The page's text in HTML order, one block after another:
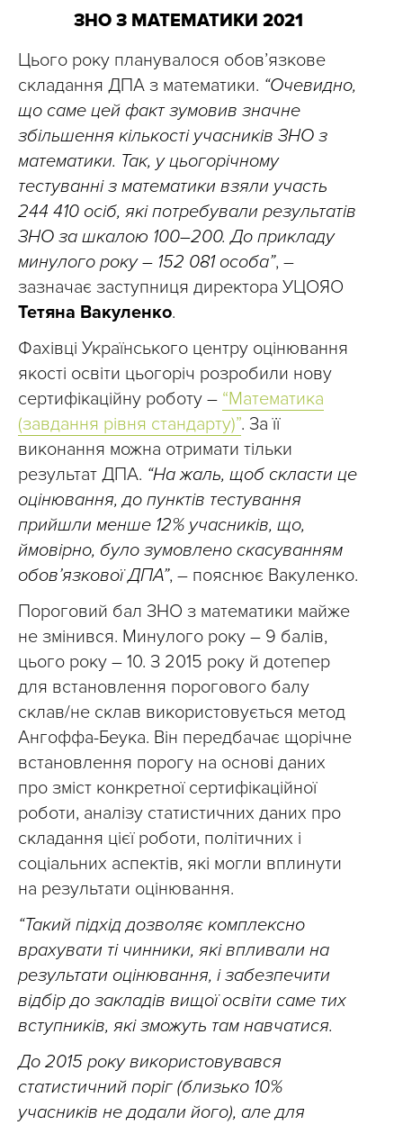
ЗНО З МАТЕМАТИКИ 2021
Цього року планувалося обов’язкове
складання ДПА з математики. “Очевидно,
що саме цей факт зумовив значне
збільшення кількості учасників ЗНО з
математики. Так, у цьогорічному
тестуванні з математики взяли участь
244 410 осіб, які потребували результатів
ЗНО за шкалою 100–200. До прикладу
минулого року – 152 081 особа”, –
зазначає заступниця директора УЦОЯО
Тетяна Вакуленко.
Фахівці Українського центру оцінювання
якості освіти цьогоріч розробили нову
сертифікаційну роботу – “Математика
(завдання рівня стандарту)”. За її
виконання можна отримати тільки
результат ДПА. “На жаль, щоб скласти це
оцінювання, до пунктів тестування
прийшли менше 12% учасників, що,
ймовірно, було зумовлено скасуванням
обов’язкової ДПА”, – пояснює Вакуленко.
Пороговий бал ЗНО з математики майже
не змінився. Минулого року – 9 балів,
цього року – 10. З 2015 року й дотепер
для встановлення порогового балу
склав/не склав використовується метод
Ангоффа-Беука. Він передбачає щорічне
встановлення порогу на основі даних
про зміст конкретної сертифікаційної
роботи, аналізу статистичних даних про
складання цієї роботи, політичних і
соціальних аспектів, які могли вплинути
на результати оцінювання.
“Такий підхід дозволяє комплексно
врахувати ті чинники, які впливали на
результати оцінювання, і забезпечити
відбір до закладів вищої освіти саме тих
вступників, які зможуть там навчатися.
До 2015 року використовувався
статистичний поріг (близько 10%
учасників не додали його), але для